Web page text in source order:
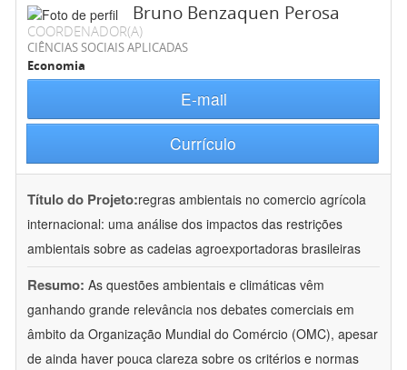
Bruno Benzaquen Perosa
COORDENADOR(A)
CIÊNCIAS SOCIAIS APLICADAS
Economia
E-mail
Currículo
Título do Projeto:regras ambientais no comercio agrícola
internacional: uma análise dos impactos das restrições
ambientais sobre as cadeias agroexportadoras brasileiras
Resumo: As questões ambientais e climáticas vêm
ganhando grande relevância nos debates comerciais em
âmbito da Organização Mundial do Comércio (OMC), apesar
de ainda haver pouca clareza sobre os critérios e normas